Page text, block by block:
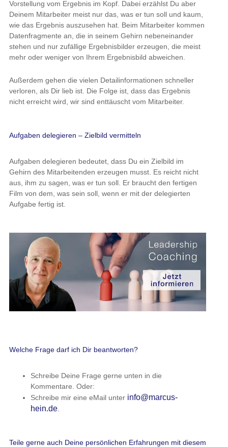
Vorstellung vom Ergebnis im Kopf. Dabei erzählst Du aber
Deinem Mitarbeiter meist nur das, was er tun soll und kaum,
wie das Ergebnis auszusehen hat. Beim Mitarbeiter kommen
Datenfragmente an, die in seinem Gehirn nebeneinander
stehen und nur zufällige Ergebnisbilder erzeugen, die meist
mehr oder weniger von Ihrem Ergebnisbild abweichen.
Außerdem gehen die vielen Detailinformationen schneller
verloren, als Dir lieb ist. Die Folge ist, dass das Ergebnis
nicht erreicht wird, wir sind enttäuscht vom Mitarbeiter.
Aufgaben delegieren – Zielbild vermitteln
Aufgaben delegieren bedeutet, dass Du ein Zielbild im
Gehirn des Mitarbeitenden erzeugen musst. Es reicht nicht
aus, ihm zu sagen, was er tun soll. Er braucht den fertigen
Film von dem, was sein soll, wenn er mit der delegierten
Aufgabe fertig ist.
Welche Frage darf ich Dir beantworten?
Schreibe Deine Frage gerne unten in die
Kommentare. Oder:
Schreibe mir eine eMail unter info@marcus-
hein.de.
Teile gerne auch Deine persönlichen Erfahrungen mit diesem